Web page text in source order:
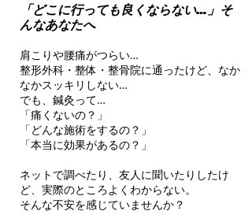
「どこに行っても良くならない…」そ
んなあなたへ
肩こりや腰痛がつらい…
整形外科・整体・整骨院に通ったけど、なか
なかスッキリしない…
でも、鍼灸って…
「痛くないの？」
「どんな施術をするの？」
「本当に効果があるの？」
ネットで調べたり、友人に聞いたりしたけ
ど、実際のところよくわからない。
そんな不安を感じていませんか？